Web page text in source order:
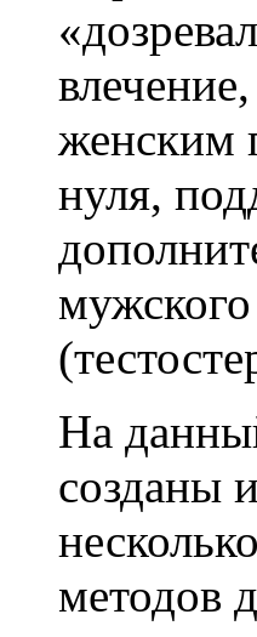
«
влечение
женским
нуля,
мужского
(
На
созданы
методов